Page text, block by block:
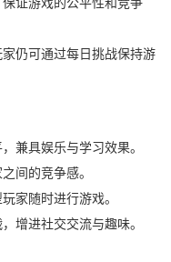
证游戏的公平性和竞争
仍可通过每日挑战保持游
兼具娱乐与学习效果。
间的竞争感。
家随时进行游戏。
增进社交交流与趣味。